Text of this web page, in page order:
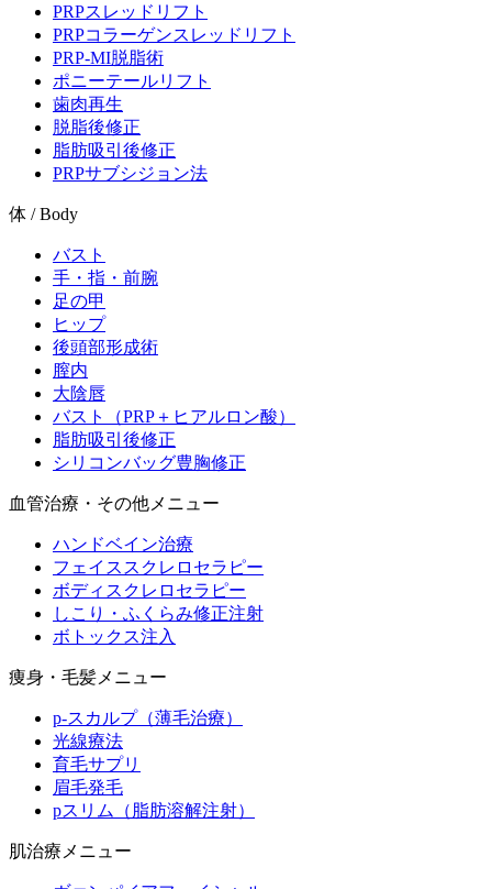
PRPスレッドリフト
PRPコラーゲンスレッドリフト
PRP-MI脱脂術
ポニーテールリフト
歯肉再生
脱脂後修正
脂肪吸引後修正
PRPサブシジョン法
体 / Body
バスト
手・指・前腕
足の甲
ヒップ
後頭部形成術
膣内
大陰唇
バスト（PRP＋ヒアルロン酸）
脂肪吸引後修正
シリコンバッグ豊胸修正
血管治療・その他メニュー
ハンドベイン治療
フェイススクレロセラピー
ボディスクレロセラピー
しこり・ふくらみ修正注射
ボトックス注入
痩身・毛髪メニュー
p-スカルプ（薄毛治療）
光線療法
育毛サプリ
眉毛発毛
pスリム（脂肪溶解注射）
肌治療メニュー